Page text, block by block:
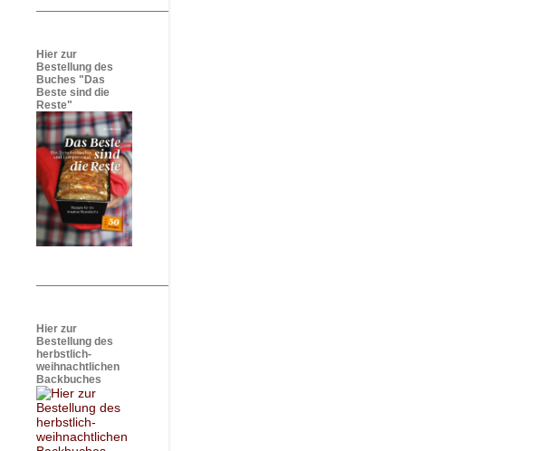
Hier zur
Bestellung des
Buches "Das
Beste sind die
Reste"
Hier zur
Bestellung des
herbstlich-
weihnachtlichen
Backbuches